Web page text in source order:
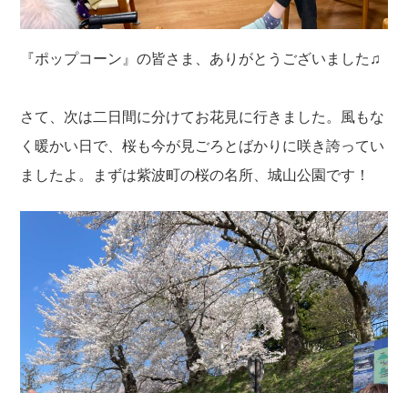
『ポップコーン』の皆さま、ありがとうございました♫
さて、次は二日間に分けてお花見に行きました。風もな
く暖かい日で、桜も今が見ごろとばかりに咲き誇ってい
ましたよ。まずは紫波町の桜の名所、城山公園です！